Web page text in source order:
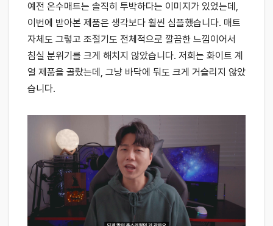
예전 온수매트는 솔직히 투박하다는 이미지가 있었는데,
이번에 받아본 제품은 생각보다 훨씬 심플했습니다. 매트
자체도 그렇고 조절기도 전체적으로 깔끔한 느낌이어서
침실 분위기를 크게 해치지 않았습니다. 저희는 화이트 계
열 제품을 골랐는데, 그냥 바닥에 둬도 크게 거슬리지 않았
습니다.